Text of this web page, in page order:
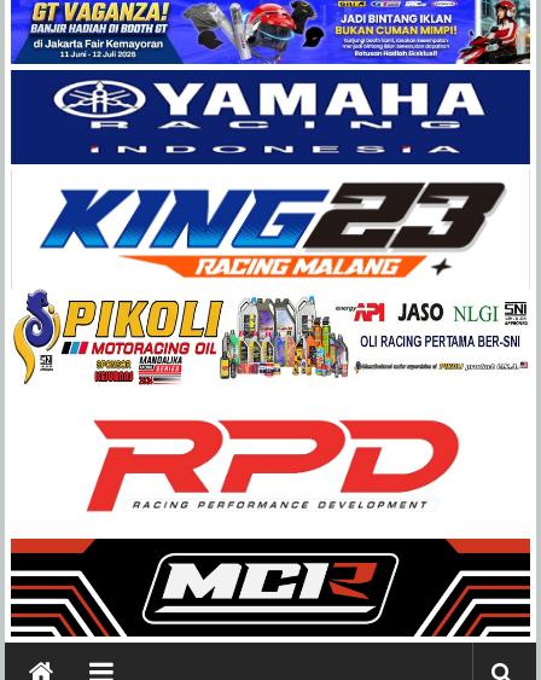
Balap
Paling
Lengkap